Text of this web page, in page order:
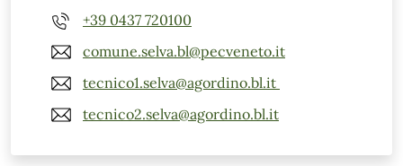
+39 0437 720100
comune.selva.bl@pecveneto.it
tecnico1.selva@agordino.bl.it
tecnico2.selva@agordino.bl.it